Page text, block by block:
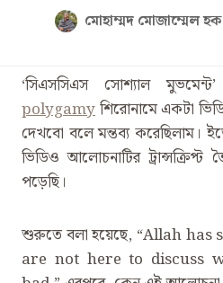
মোহাম্মদ মোজাম্মেল হক
‘সিএসসিএস সোশ্যাল
polygamyশিরোনামে একটা
দেখবো বলে মন্তব্য করেছিলাম।
ভিডিও আলোচনাটির
পড়েছি।
শুরুতে বলা হয়েছে, ‍“Allah
are not here to discuss